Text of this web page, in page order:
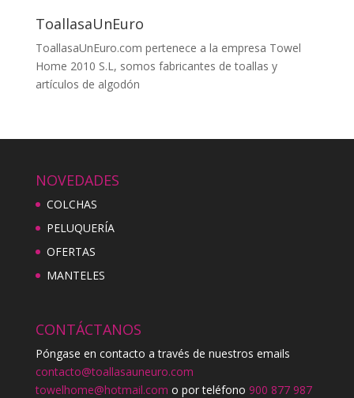
ToallasaUnEuro
ToallasaUnEuro.com pertenece a la empresa Towel
Home 2010 S.L, somos fabricantes de toallas y
artículos de algodón
NOVEDADES
COLCHAS
PELUQUERÍA
OFERTAS
MANTELES
CONTÁCTANOS
Póngase en contacto a través de nuestros emails
contacto@toallasauneuro.com
towelhome@hotmail.com o por teléfono 900 877 987